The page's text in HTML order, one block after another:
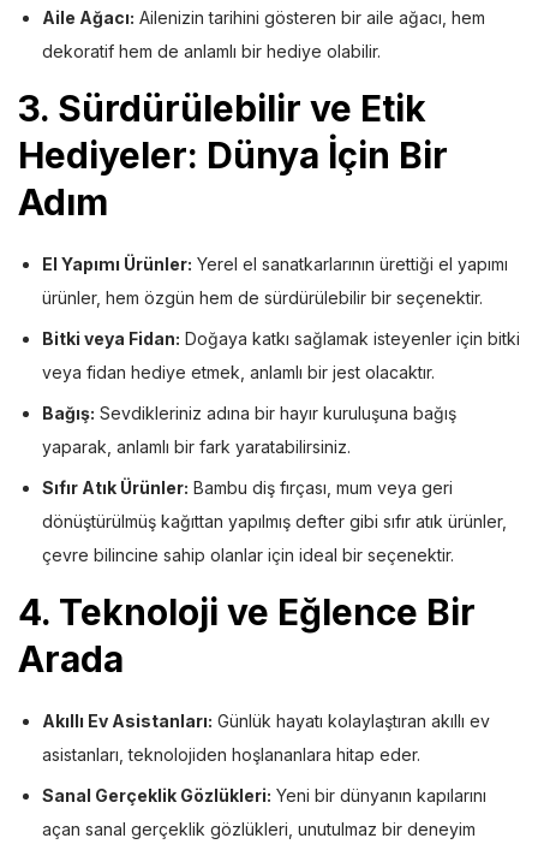
Aile Ağacı: Ailenizin tarihini gösteren bir aile ağacı, hem
dekoratif hem de anlamlı bir hediye olabilir.
3. Sürdürülebilir ve Etik
Hediyeler: Dünya İçin Bir
Adım
El Yapımı Ürünler: Yerel el sanatkarlarının ürettiği el yapımı
ürünler, hem özgün hem de sürdürülebilir bir seçenektir.
Bitki veya Fidan: Doğaya katkı sağlamak isteyenler için bitki
veya fidan hediye etmek, anlamlı bir jest olacaktır.
Bağış: Sevdikleriniz adına bir hayır kuruluşuna bağış
yaparak, anlamlı bir fark yaratabilirsiniz.
Sıfır Atık Ürünler: Bambu diş fırçası, mum veya geri
dönüştürülmüş kağıttan yapılmış defter gibi sıfır atık ürünler,
çevre bilincine sahip olanlar için ideal bir seçenektir.
4. Teknoloji ve Eğlence Bir
Arada
Akıllı Ev Asistanları: Günlük hayatı kolaylaştıran akıllı ev
asistanları, teknolojiden hoşlananlara hitap eder.
Sanal Gerçeklik Gözlükleri: Yeni bir dünyanın kapılarını
açan sanal gerçeklik gözlükleri, unutulmaz bir deneyim